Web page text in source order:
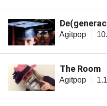
Agitpop
The Room
Agitpop